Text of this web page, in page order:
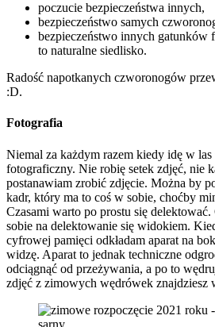
poczucie bezpieczeństwa innych,
bezpieczeństwo samych
bezpieczeństwo innych gatunków
to naturalne siedlisko.
Radość napotkanych czworonogów
:D.
Fotografia
Niemal za każdym razem kiedy idę w las
fotograficzny. Nie robię setek zdjęć, nie
postanawiam zrobić zdjęcie. Można by
kadr, który ma to coś w sobie, choćby
Czasami warto po prostu się
sobie na delektowanie się widokiem.
cyfrowej pamięci odkładam aparat na
widzę. Aparat to jednak techniczne
odciągnąć od przeżywania, a po to
zdjęć z zimowych wędrówek znajdziesz